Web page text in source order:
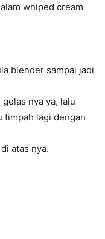
whiped cream
blender sampai jadi
nya ya, lalu
timpah lagi dengan
atas nya.